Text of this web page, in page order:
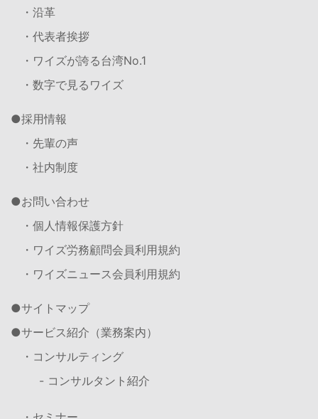
・沿革
・代表者挨拶
・ワイズが誇る台湾No.1
・数字で見るワイズ
採用情報
・先輩の声
・社内制度
お問い合わせ
・個人情報保護方針
・ワイズ労務顧問会員利用規約
・ワイズニュース会員利用規約
サイトマップ
サービス紹介（業務案内）
・コンサルティング
- コンサルタント紹介